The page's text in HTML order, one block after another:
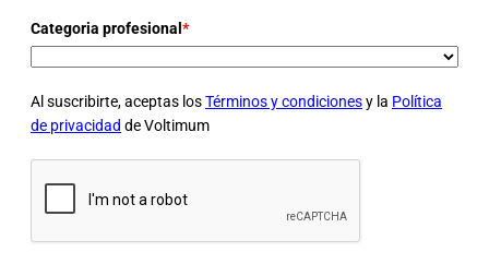
Categoria profesional *
Al suscribirte, aceptas losTérminos y condicionesy la Política
de privacidad de Voltimum